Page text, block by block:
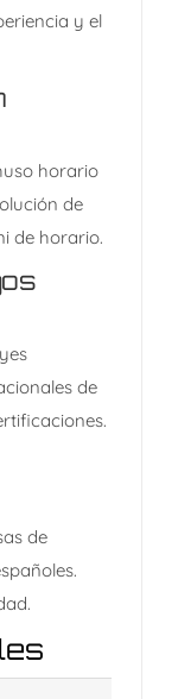
y el
horario
de
de horario.
de
de